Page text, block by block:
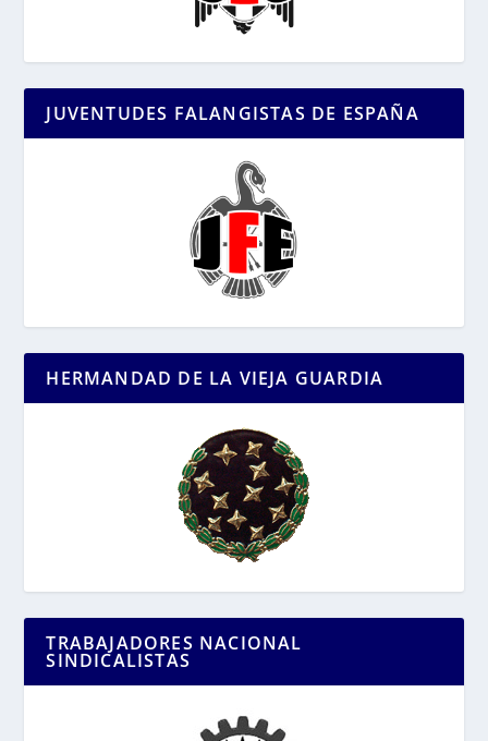
JUVENTUDES FALANGISTAS DE ESPAÑA
HERMANDAD DE LA VIEJA GUARDIA
TRABAJADORES NACIONAL
SINDICALISTAS